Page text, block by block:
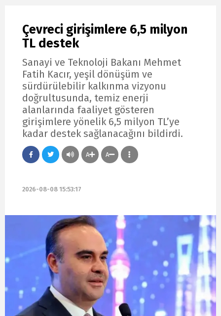
Çevreci girişimlere 6,5 milyon
TL destek
Sanayi ve Teknoloji Bakanı Mehmet
Fatih Kacır, yeşil dönüşüm ve
sürdürülebilir kalkınma vizyonu
doğrultusunda, temiz enerji
alanlarında faaliyet gösteren
girişimlere yönelik 6,5 milyon TL’ye
kadar destek sağlanacağını bildirdi.
A A
2026-08-08 15:53:17